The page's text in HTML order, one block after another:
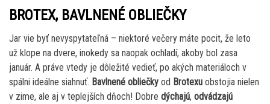
BROTEX, BAVLNENÉ OBLIEČKY
Jar vie byť nevyspytateľná – niektoré večery máte pocit, že leto
už klope na dvere, inokedy sa naopak ochladí, akoby bol zasa
január. A práve vtedy je dôležité vedieť, po akých materiáloch v
spálni ideálne siahnuť. Bavlnené obliečky od Brotexu obstojia nielen
v zime, ale aj v teplejších dňoch! Dobre dýchajú, odvádzajú